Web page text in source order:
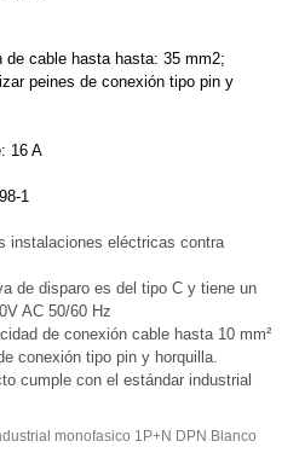
de cable hasta hasta: 35 mm2;
peines de conexión tipo pin y
16 A
1
instalaciones eléctricas contra
de disparo es del tipo C y tiene un
AC 50/60 Hz
de conexión cable hasta 10 mm²
conexión tipo pin y horquilla.
cumple con el estándar industrial
monofasico 1P+N DPN Blanco